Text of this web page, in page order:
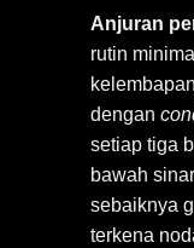
Anjuran
rutin
dengan
setiap tiga
bawah
sebaiknya
terkena